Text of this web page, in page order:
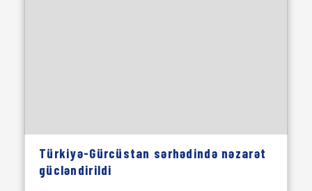
Türkiyə-Gürcüstan sərhədində nəzarət
gücləndirildi